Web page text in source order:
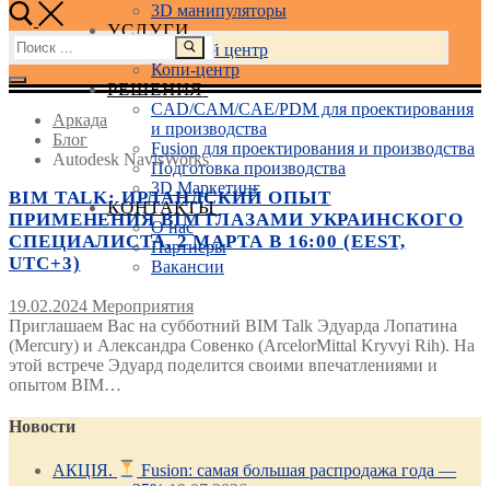
3D манипуляторы
УСЛУГИ
Учебный центр
Копи-центр
РЕШЕНИЯ
CAD/CAM/CAE/PDM для проектирования
и производства
Fusion для проектирования и производства
Подготовка производства
3D Маркетинг
КОНТАКТЫ
О нас
Партнеры
Вакансии
Найти:
Аркада
Блог
Autodesk NavisWorks
BIM TALK: ИРЛАНДСКИЙ ОПЫТ
ПРИМЕНЕНИЯ BIM ГЛАЗАМИ УКРАИНСКОГО
СПЕЦИАЛИСТА. 2 МАРТА В 16:00 (EEST,
UTC+3)
19.02.2024 Мероприятия
Приглашаем Вас на субботний BIM Talk Эдуарда Лопатина
(Mercury) и Александра Совенко (ArcelorMittal Kryvyi Rih). На
этой встрече Эдуард поделится своими впечатлениями и
опытом BIM…
Новости
АКЦІЯ.
Fusion: самая большая распродажа года —